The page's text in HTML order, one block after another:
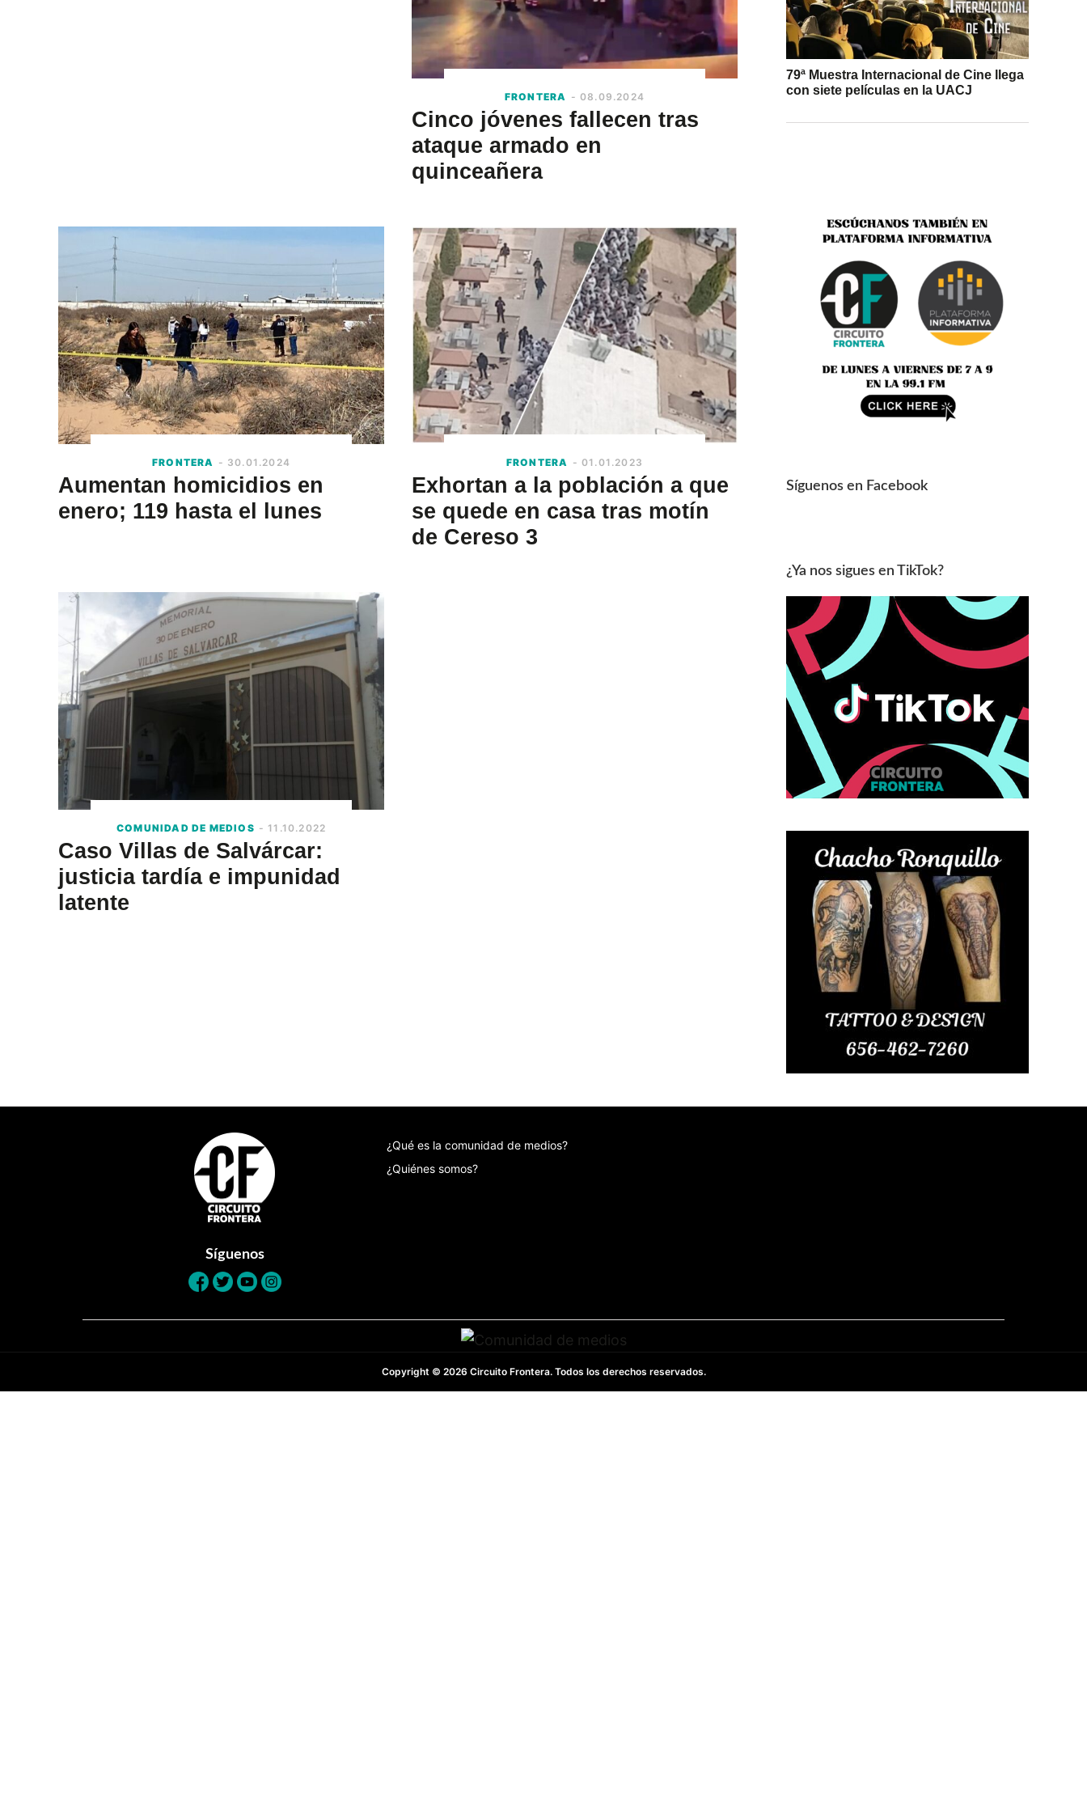
FRONTERA - 08.09.2024
Cinco jóvenes fallecen tras
ataque armado en
quinceañera
FRONTERA - 30.01.2024
Aumentan homicidios en
enero; 119 hasta el lunes
FRONTERA - 01.01.2023
Exhortan a la población a que
se quede en casa tras motín
de Cereso 3
COMUNIDAD DE MEDIOS - 11.10.2022
Caso Villas de Salvárcar:
justicia tardía e impunidad
latente
79ª Muestra Internacional de Cine llega
con siete películas en la UACJ
Síguenos en Facebook
¿Ya nos sigues en TikTok?
Síguenos
¿Qué es la comunidad de medios?
¿Quiénes somos?
Copyright © 2026 Circuito Frontera. Todos los derechos reservados.